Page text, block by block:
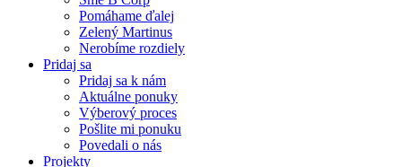
Pomáhame ďalej
Zelený Martinus
Nerobíme rozdiely
Pridaj sa
Pridaj sa k nám
Aktuálne ponuky
Výberový proces
Pošlite mi ponuku
Povedali o nás
Projekty